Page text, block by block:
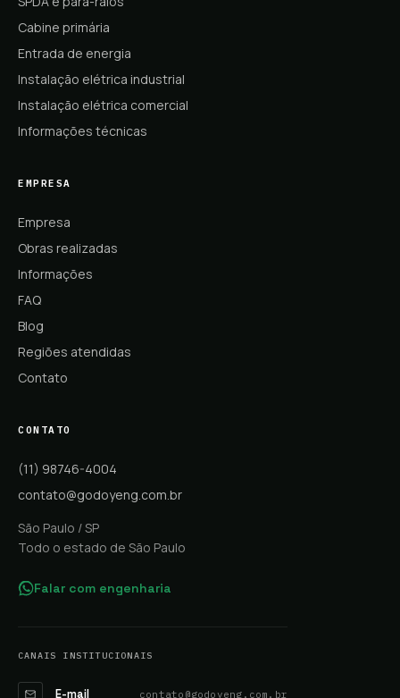
Cabine primária
Entrada de energia
Instalação elétrica industrial
Instalação elétrica comercial
Informações técnicas
EMPRESA
Empresa
Obras realizadas
Informações
FAQ
Blog
Regiões atendidas
Contato
CONTATO
(11) 98746-4004
contato@godoyeng.com.br
São Paulo / SP
Todo o estado de São Paulo
Falar com engenharia
CANAIS INSTITUCIONAIS
E-mail contato@godoyeng.com.br